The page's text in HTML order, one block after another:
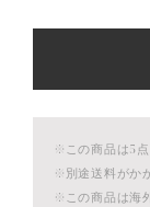
※この商品は5点
※別途送料がか
※この商品は海